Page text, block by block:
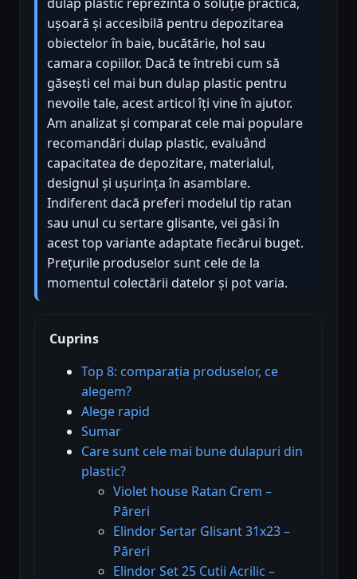
ușoară și accesibilă pentru depozitarea
obiectelor în baie, bucătărie, hol sau
camara copiilor. Dacă te întrebi cum să
găsești cel mai bun dulap plastic pentru
nevoile tale, acest articol îți vine în ajutor.
Am analizat și comparat cele mai populare
recomandări dulap plastic, evaluând
capacitatea de depozitare, materialul,
designul și ușurința în asamblare.
Indiferent dacă preferi modelul tip ratan
sau unul cu sertare glisante, vei găsi în
acest top variante adaptate fiecărui buget.
Prețurile produselor sunt cele de la
momentul colectării datelor și pot varia.
Cuprins
Top 8: comparația produselor, ce
alegem?
Alege rapid
Sumar
Care sunt cele mai bune dulapuri din
plastic?
Violet house Ratan Crem –
Păreri
Elindor Sertar Glisant 31x23 –
Păreri
Elindor Set 25 Cutii Acrilic –